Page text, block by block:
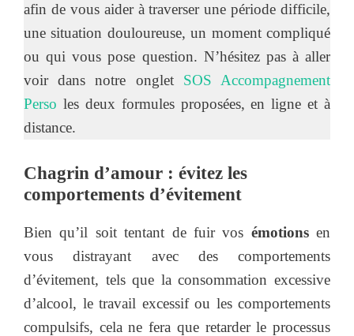
afin de vous aider à traverser une période difficile,
une situation douloureuse, un moment compliqué
ou qui vous pose question. N’hésitez pas à aller
voir dans notre onglet SOS Accompagnement
Perso les deux formules proposées, en ligne et à
distance.
Chagrin d’amour : évitez les
comportements d’évitement
Bien qu’il soit tentant de fuir vos émotionsen
vous distrayant avec des comportements
d’évitement, tels que la consommation excessive
d’alcool, le travail excessif ou les comportements
compulsifs, cela ne fera que retarder le processus